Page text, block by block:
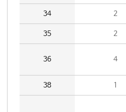
34 2
35 2
36 4
38 1